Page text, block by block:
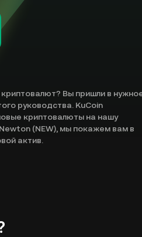
криптовалют? Вы пришли в
руководства. KuCoin
криптовалюты на нашу
(NEW), мы покажем вам в
актив.